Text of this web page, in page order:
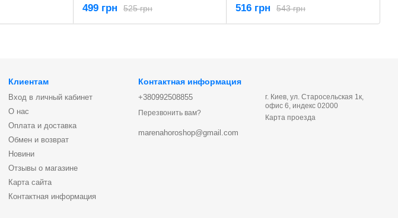
525 грн
499 грн 543 грн
516 грн
Клиентам
Вход в личный кабинет
О нас
Оплата и доставка
Обмен и возврат
Новини
Отзывы о магазине
Карта сайта
Контактная информация
Контактная информация
+380992508855
Перезвонить вам?
marenahoroshop@gmail.com
г. Киев, ул. Старосельская 1к,
офис 6, индекс 02000
Карта проезда